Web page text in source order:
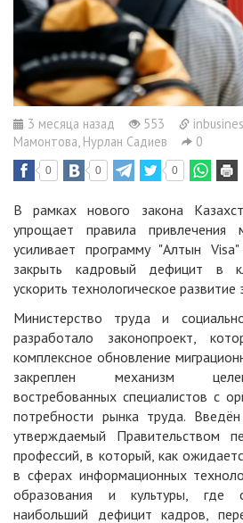
3 месяца назад 553
Мамонтова, Нурлан Садиев
0
0 0 0
В рамках нового закона
упрощает правила привлечения
усиливает программу "Алтын
закрыть кадровый дефицит в
ускорить технологическое развитие
Министерство труда и
разработало законопроект,
комплексное обновление
закреплен механизм
востребованных специалистов с
потребности рынка труда.
утверждаемый Правительством
профессий, в который, как
в сферах информационных
образования и культуры, где
наибольший дефицит кадров,